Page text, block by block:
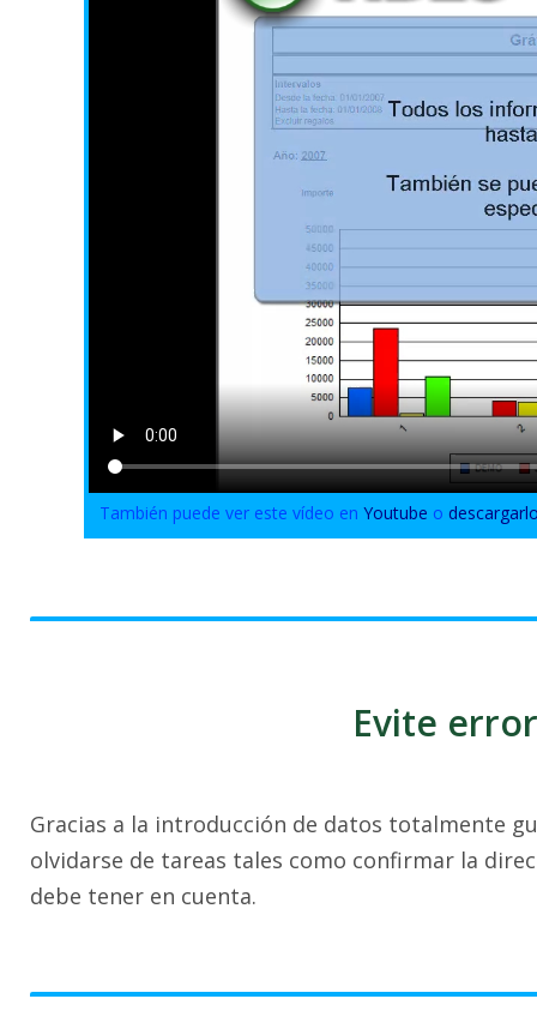
También puede ver este vídeo enYoutube o
Evite
Gracias a la introducción de datos totalmente
olvidarse de tareas tales como confirmar la
debe tener en cuenta.